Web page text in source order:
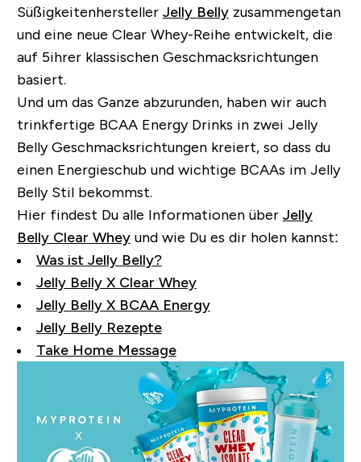
Süßigkeitenhersteller Jelly Bellyzusammengetan
und eine neue Clear Whey-Reihe entwickelt, die
auf 5ihrer klassischen Geschmacksrichtungen
basiert.
Und um das Ganze abzurunden, haben wir auch
trinkfertige BCAA Energy Drinks in zwei Jelly
Belly Geschmacksrichtungen kreiert, so dass du
einen Energieschub und wichtige BCAAs im Jelly
Belly Stil bekommst.
Hier findest Du alle Informationen über Jelly
Belly Clear Wheyund wie Du es dir holen kannst:
Was ist Jelly Belly?
Jelly Belly X Clear Whey
Jelly Belly X BCAA Energy
Jelly Belly Rezepte
Take Home Message